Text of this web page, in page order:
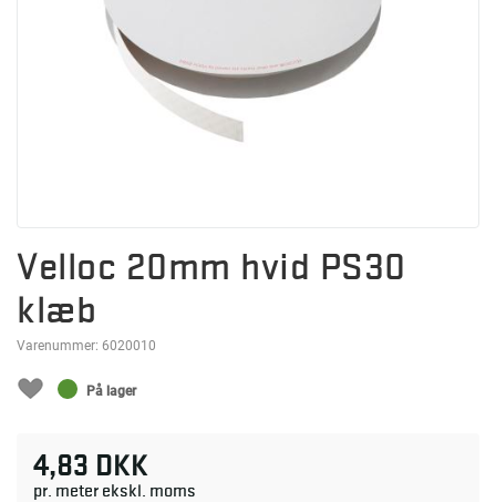
Velloc 20mm hvid PS30
klæb
Varenummer: 6020010
På lager
4,83 DKK
pr. meter ekskl. moms